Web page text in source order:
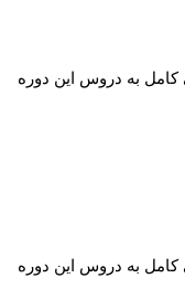
به دروس این دوره
به دروس این دوره